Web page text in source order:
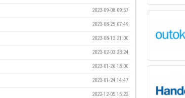
2023-09-08 09:57
2023-08-25 07:49
2023-08-13 21:00
2023-02-03 23:24
2023-01-26 18:00
2023-01-24 14:47
2022-12-05 15:22